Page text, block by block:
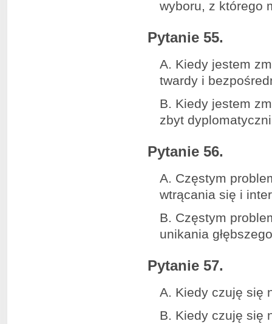
wyboru, z którego
Pytanie 55.
A. Kiedy jestem
twardy i
B. Kiedy jestem
zbyt
Pytanie 56.
A. Częstym
wtrącania się i
B. Częstym
unikania
Pytanie 57.
A. Kiedy czuję się
B. Kiedy czuję się